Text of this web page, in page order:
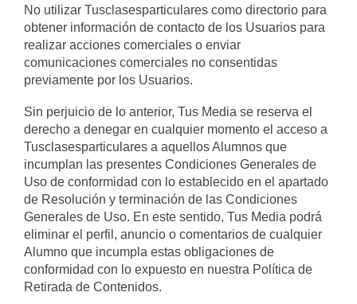
No utilizar Tusclasesparticulares como directorio para
obtener información de contacto de los Usuarios para
realizar acciones comerciales o enviar
comunicaciones comerciales no consentidas
previamente por los Usuarios.
Sin perjuicio de lo anterior, Tus Media se reserva el
derecho a denegar en cualquier momento el acceso a
Tusclasesparticulares a aquellos Alumnos que
incumplan las presentes Condiciones Generales de
Uso de conformidad con lo establecido en el apartado
de Resolución y terminación de las Condiciones
Generales de Uso. En este sentido, Tus Media podrá
eliminar el perfil, anuncio o comentarios de cualquier
Alumno que incumpla estas obligaciones de
conformidad con lo expuesto en nuestra Política de
Retirada de Contenidos.